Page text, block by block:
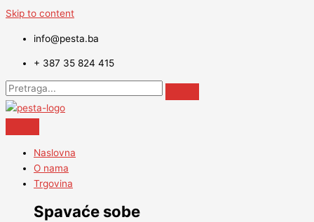
Skip to content
info@pesta.ba
+ 387 35 824 415
Naslovna
O nama
Trgovina
Spavaće sobe